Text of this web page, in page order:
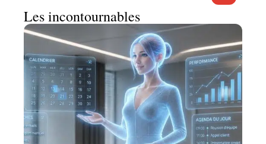
Les incontournables